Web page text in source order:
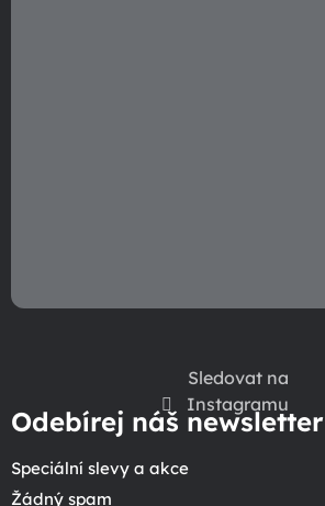
Sledovat na
Instagramu
Odebírej náš newsletter
Speciální slevy a akce
Žádný spam